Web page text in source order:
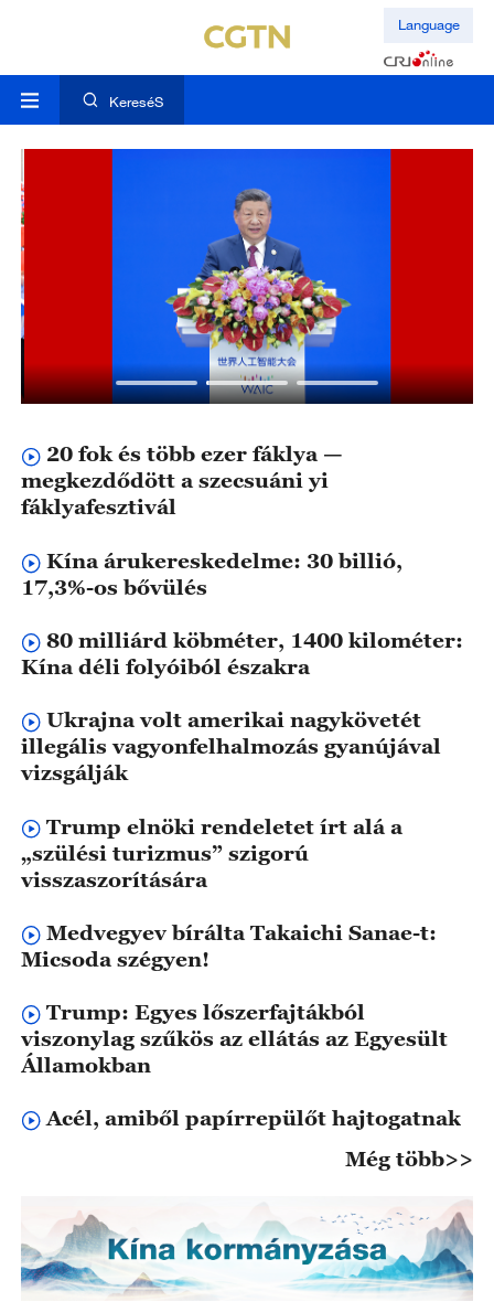
Language
KereséS
20 fok és több ezer fáklya —
megkezdődött a szecsuáni yi
fáklyafesztivál
Kína árukereskedelme: 30 billió,
17,3%-os bővülés
80 milliárd köbméter, 1400 kilométer:
Kína déli folyóiból északra
Ukrajna volt amerikai nagykövetét
illegális vagyonfelhalmozás gyanújával
vizsgálják
Trump elnöki rendeletet írt alá a
„szülési turizmus” szigorú
visszaszorítására
Medvegyev bírálta Takaichi Sanae-t:
Micsoda szégyen!
Trump: Egyes lőszerfajtákból
viszonylag szűkös az ellátás az Egyesült
Államokban
Acél, amiből papírrepülőt hajtogatnak
Még több>>